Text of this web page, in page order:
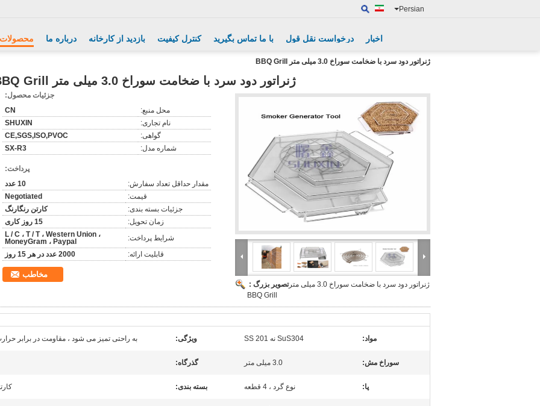
Persian
محصولات درباره ما بازدید از کارخانه کنترل کیفیت با ما تماس بگیرید درخواست نقل قول اخبار
ژنراتور دود سرد با ضخامت سوراخ 3.0 میلی متر BBQ Grill
ژنراتور دود سرد با ضخامت سوراخ 3.0 میلی متر BBQ Grill
تصویر بزرگ :ژنراتور دود سرد با ضخامت سوراخ 3.0 میلی متر
BBQ Grill
جزئیات محصول:
محل منبع:
CN
نام تجاری:
SHUXIN
گواهی:
CE,SGS,ISO,PVOC
شماره مدل:
SX-R3
پرداخت:
مقدار حداقل تعداد سفارش:
10 عدد
قیمت:
Negotiated
جزئیات بسته بندی:
کارتن رنگارنگ
زمان تحویل:
15 روز کاری
شرایط پرداخت:
L / C ، T / T ، Western Union ،
MoneyGram ، Paypal
قابلیت ارائه:
2000 عدد در هر 15 روز
مخاطب
مواد: SuS304 نه SS 201 ویژگی: به راحتی تمیز می شود ، مقاومت در برابر
سوراخ مش: 3.0 میلی متر گذرگاه:
پا: نوع گرد ، 4 قطعه بسته بندی: